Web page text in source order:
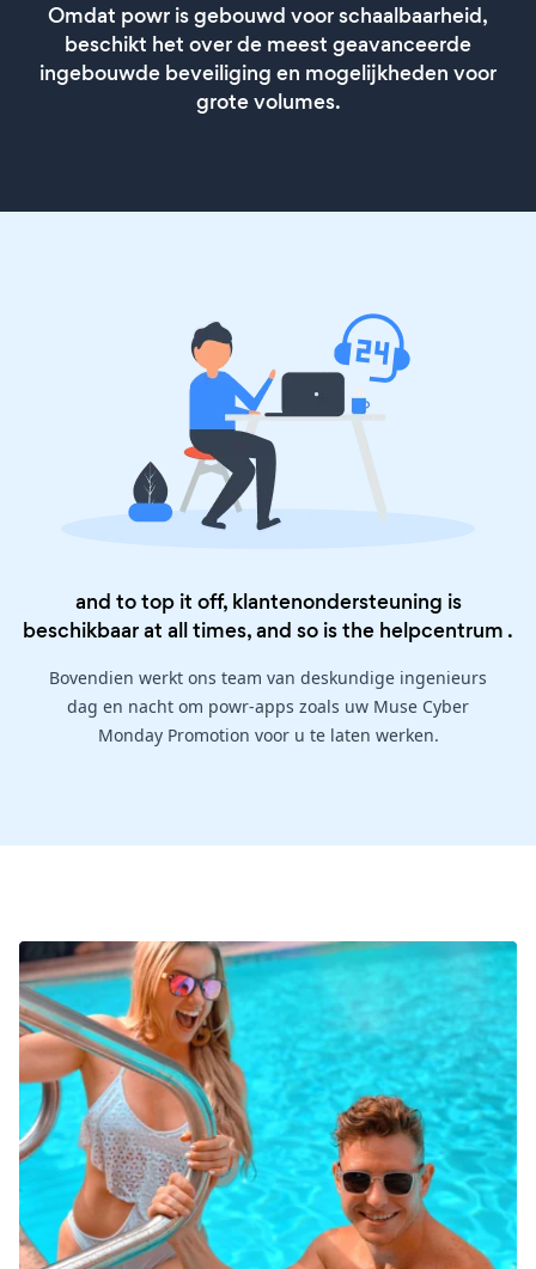
Omdat powr is gebouwd voor schaalbaarheid,
beschikt het over de meest geavanceerde
ingebouwde beveiliging en mogelijkheden voor
grote volumes.
and to top it off, klantenondersteuning is
beschikbaar at all times, and so is the helpcentrum .
Bovendien werkt ons team van deskundige ingenieurs
dag en nacht om powr-apps zoals uw Muse Cyber
Monday Promotion voor u te laten werken.